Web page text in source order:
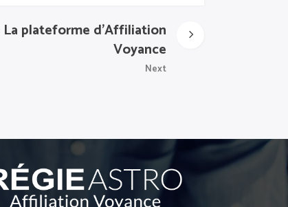
plateforme d’Affiliation
Voyance
Next